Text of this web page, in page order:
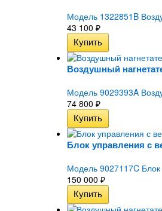
Модель 1322851B
43 100 ₽
Воздушный
Модель 9029393A
74 800 ₽
Блок управления с
Модель 9027117C
150 000 ₽